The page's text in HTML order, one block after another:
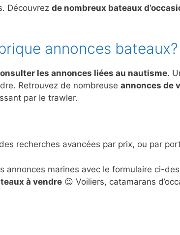
Découvrez de nombreux bateaux
annonces bateaux?
les annonces liées au nautisme.
Retrouvez de nombreuse annonces de
par le trawler.
recherches avancées par prix, ou par
marines avec le formulaire ci-
à vendre 😉 Voiliers, catamarans